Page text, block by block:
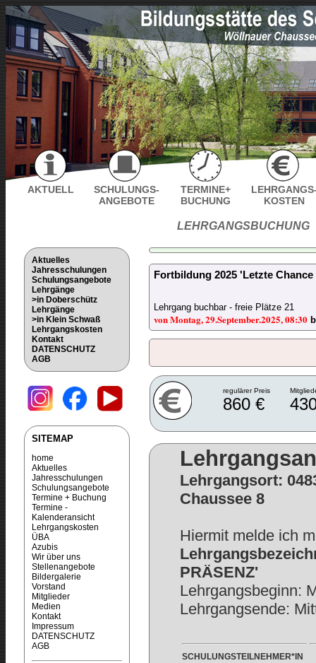
AKTUELL
SCHULUNGS-
ANGEBOTE
TERMINE+
BUCHUNG
KOSTEN
Aktuelles
Jahresschulungen
Schulungsangebote
Lehrgänge
>in Doberschütz
Lehrgänge
>in Klein Schwaß
Lehrgangskosten
Kontakt
DATENSCHUTZ
AGB
SITEMAP
home
Aktuelles
Jahresschulungen
Schulungsangebote
Termine + Buchung
Termine -
Kalenderansicht
Lehrgangskosten
ÜBA
Azubis
Wir über uns
Stellenangebote
Bildergalerie
Vorstand
Mitglieder
Medien
Kontakt
Impressum
DATENSCHUTZ
AGB
LEHRGANGSBUCHUNG
Fortbildung 2025 'Letzte Chance
Lehrgang buchbar - freie Plätze 21
von Montag, 29.September.2025, 08:30
regulärer Preis
860 €
Lehrgangsort:
Chaussee 8
Hiermit melde ich
PRÄSENZ'
Lehrgangsbeginn:
Lehrgangsende:
SCHULUNGSTEILNEHMER*IN